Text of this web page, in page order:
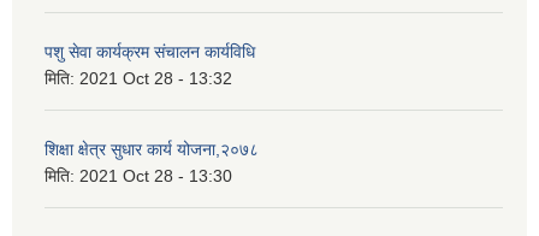
पशु सेवा कार्यक्रम संचालन कार्यविधि
मिति: 2021 Oct 28 - 13:32
शिक्षा क्षेत्र सुधार कार्य योजना,२०७८
मिति: 2021 Oct 28 - 13:30